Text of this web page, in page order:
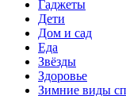
Гаджеты
Дети
Дом и сад
Еда
Звёзды
Здоровье
Зимние виды